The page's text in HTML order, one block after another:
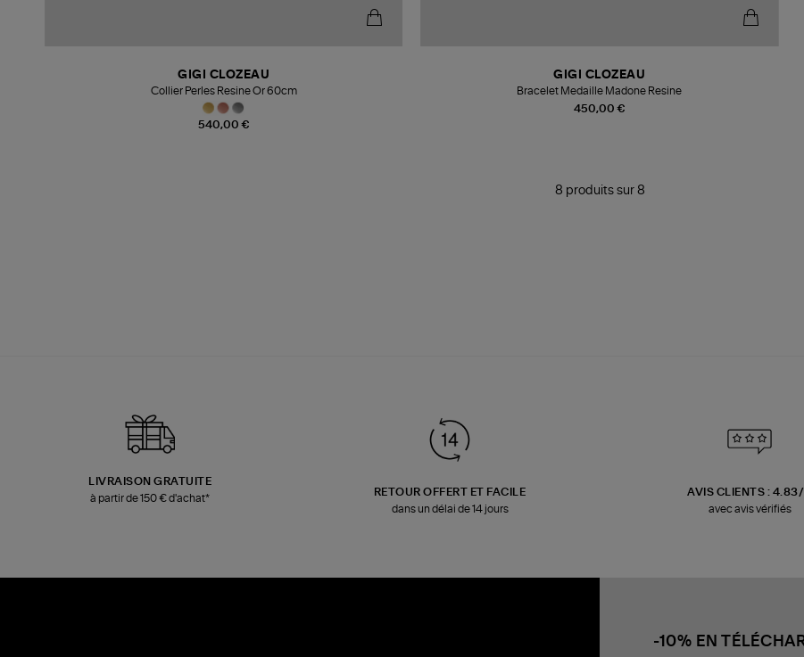
540,00 €
GIGI CLOZEAU
Collier Perles Resine Or 60cm
450,00 €
GIGI CLOZEAU
Bracelet Medaille Madone Resine
8 produits sur 8
LIVRAISON GRATUITE
à partir de 150 € d'achat*
RETOUR OFFERT ET FACILE
dans un délai de 14 jours
AVIS CLIENTS :
avec avis vérifiés
-10% EN